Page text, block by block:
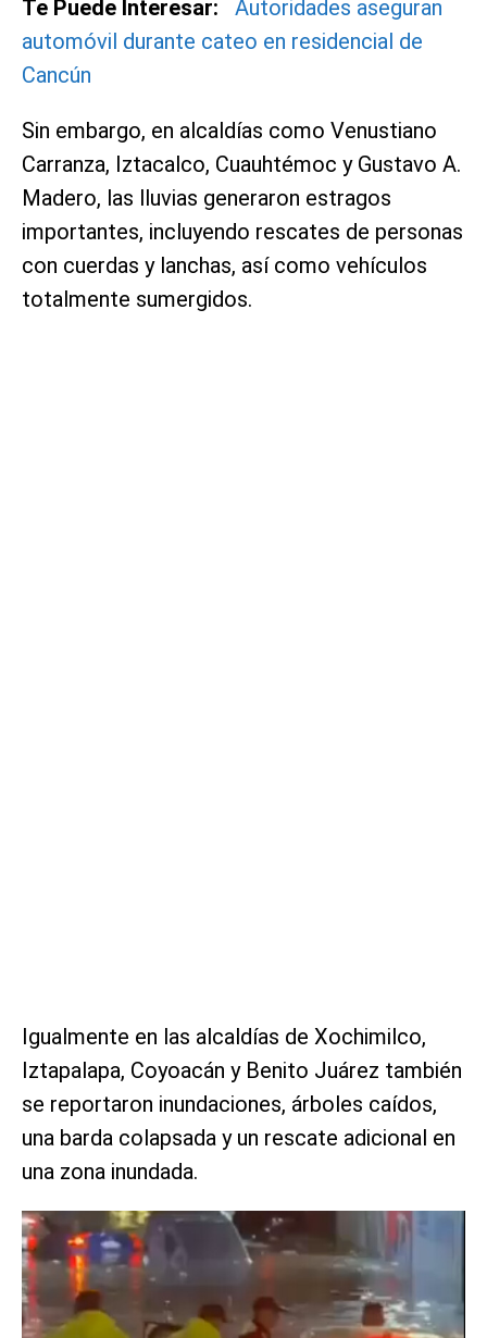
Te Puede Interesar:
Autoridades aseguran
automóvil durante cateo en residencial de
Cancún
Sin embargo, en alcaldías como Venustiano
Carranza, Iztacalco, Cuauhtémoc y Gustavo A.
Madero, las lluvias generaron estragos
importantes, incluyendo rescates de personas
con cuerdas y lanchas, así como vehículos
totalmente sumergidos.
Igualmente en las alcaldías de Xochimilco,
Iztapalapa, Coyoacán y Benito Juárez también
se reportaron inundaciones, árboles caídos,
una barda colapsada y un rescate adicional en
una zona inundada.